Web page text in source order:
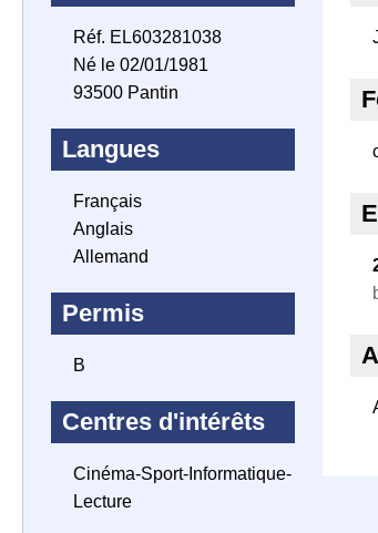
Réf. EL603281038
Né le 02/01/1981
93500 Pantin
Langues
Français
Anglais
Allemand
Permis
B
Centres d'intérêts
Cinéma-Sport-Informatique-
Lecture